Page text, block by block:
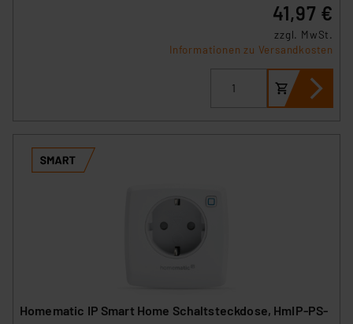
41,97 €
zzgl. MwSt.
Informationen zu Versandkosten
Homematic IP Smart Home Schaltsteckdose, HmIP-PS-